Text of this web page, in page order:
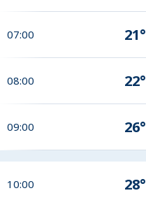
07:00 21°
08:00 22°
09:00 26°
10:00 28°